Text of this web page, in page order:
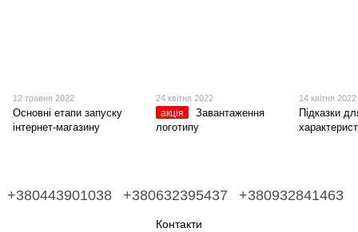
12 травня 2022
Основні етапи запуску
інтернет-магазину
24 квітня 2022
акція
Завантаження
логотипу
14 квітня 2022
Підказки
+380443901038 +380632395437 +380932841463
Контакти